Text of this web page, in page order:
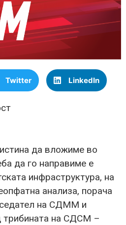
Twitter LinkedIn
да вложиме во
да го направиме е
инфраструктура, на
анализа, порача
на СДММ и
на СДСМ –